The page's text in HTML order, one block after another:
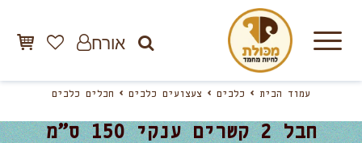
אורח
עמוד הבית כלבים צעצועים כלבים חבלים כלבים
חבל 2 קשרים ענקי 150 ס”מ